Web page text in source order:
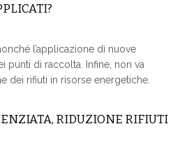
l’applicazione di nuove
punti di raccolta. Infine, non va
dei rifiuti in risorse energetiche.
RIDUZIONE RIFIUTI